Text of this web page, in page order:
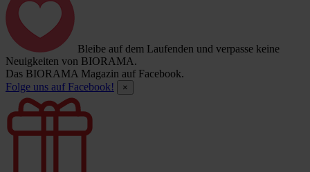
Bleibe auf dem Laufenden und verpasse keine
Neuigkeiten von BIORAMA.
Das BIORAMA Magazin auf Facebook.
Folge uns auf Facebook!
×